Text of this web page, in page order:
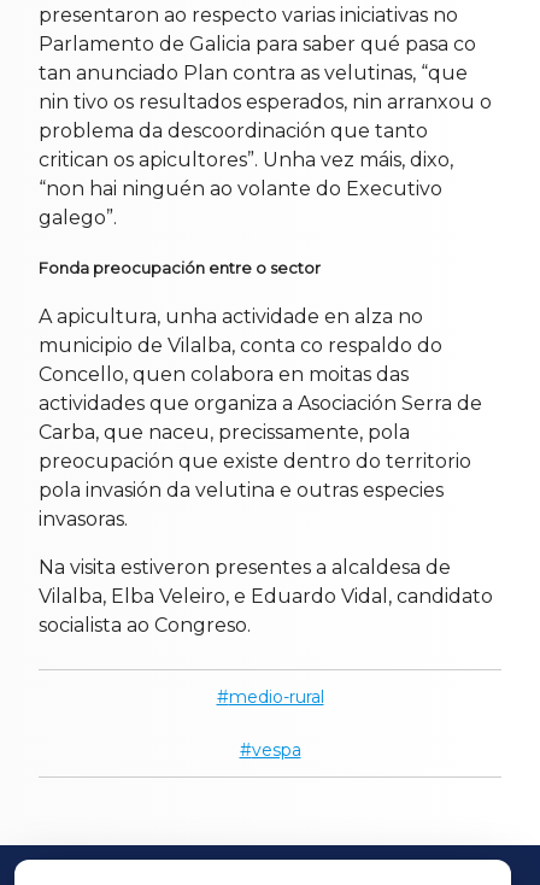
presentaron ao respecto varias iniciativas no
Parlamento de Galicia para saber qué pasa co
tan anunciado Plan contra as velutinas, “que
nin tivo os resultados esperados, nin arranxou o
problema da descoordinación que tanto
critican os apicultores”. Unha vez máis, dixo,
“non hai ninguén ao volante do Executivo
galego”.
Fonda preocupación entre o sector
A apicultura, unha actividade en alza no
municipio de Vilalba, conta co respaldo do
Concello, quen colabora en moitas das
actividades que organiza a Asociación Serra de
Carba, que naceu, precissamente, pola
preocupación que existe dentro do territorio
pola invasión da velutina e outras especies
invasoras.
Na visita estiveron presentes a alcaldesa de
Vilalba, Elba Veleiro, e Eduardo Vidal, candidato
socialista ao Congreso.
medio-rural
vespa